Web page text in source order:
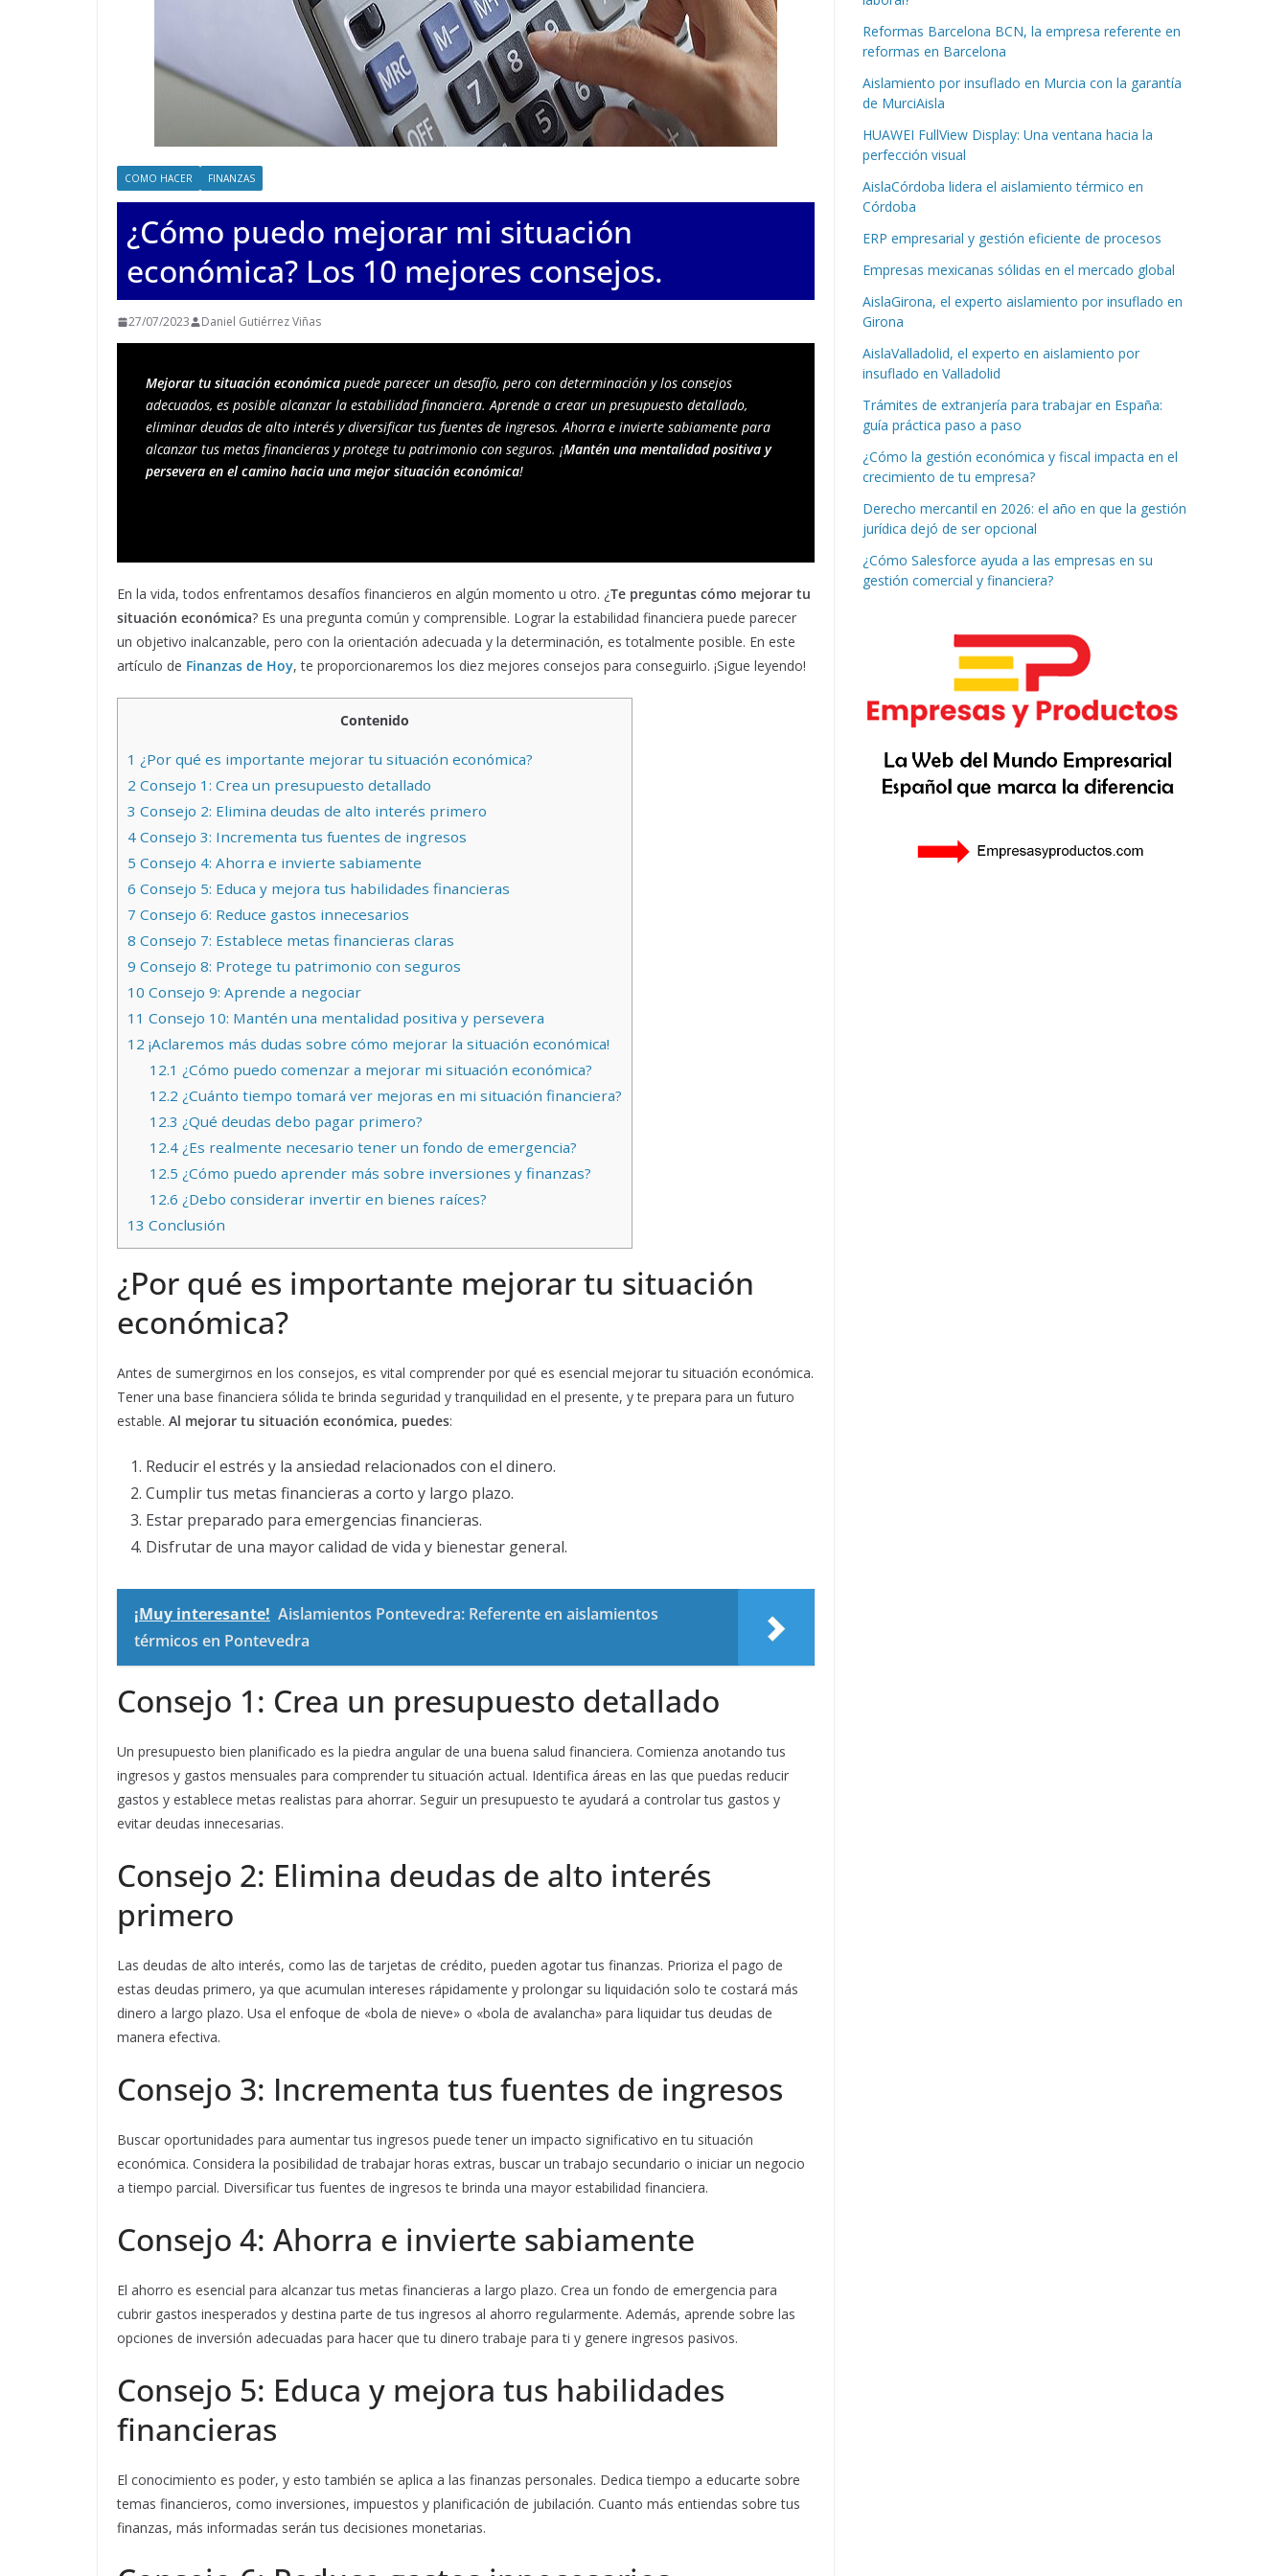
COMO HACER FINANZAS
¿Cómo puedo mejorar mi situación
económica? Los 10 mejores consejos.
27/07/2023 Daniel Gutiérrez Viñas
Mejorar tu situación económica puede parecer un desafío, pero con determinación y los consejos
adecuados, es posible alcanzar la estabilidad financiera. Aprende a crear un presupuesto detallado,
eliminar deudas de alto interés y diversificar tus fuentes de ingresos. Ahorra e invierte sabiamente para
alcanzar tus metas financieras y protege tu patrimonio con seguros. ¡Mantén una mentalidad positiva y
persevera en el camino hacia una mejor situación económica!
En la vida, todos enfrentamos desafíos financieros en algún momento u otro. ¿Te preguntas cómo mejorar tu
situación económica? Es una pregunta común y comprensible. Lograr la estabilidad financiera puede parecer
un objetivo inalcanzable, pero con la orientación adecuada y la determinación, es totalmente posible. En este
artículo de Finanzas de Hoy, te proporcionaremos los diez mejores consejos para conseguirlo. ¡Sigue leyendo!
Contenido
1 ¿Por qué es importante mejorar tu situación económica?
2 Consejo 1: Crea un presupuesto detallado
3 Consejo 2: Elimina deudas de alto interés primero
4 Consejo 3: Incrementa tus fuentes de ingresos
5 Consejo 4: Ahorra e invierte sabiamente
6 Consejo 5: Educa y mejora tus habilidades financieras
7 Consejo 6: Reduce gastos innecesarios
8 Consejo 7: Establece metas financieras claras
9 Consejo 8: Protege tu patrimonio con seguros
10 Consejo 9: Aprende a negociar
11 Consejo 10: Mantén una mentalidad positiva y persevera
12 ¡Aclaremos más dudas sobre cómo mejorar la situación económica!
12.1 ¿Cómo puedo comenzar a mejorar mi situación económica?
12.2 ¿Cuánto tiempo tomará ver mejoras en mi situación financiera?
12.3 ¿Qué deudas debo pagar primero?
12.4¿Es realmente necesario tener un fondo de emergencia?
12.5 ¿Cómo puedo aprender más sobre inversiones y finanzas?
12.6 ¿Debo considerar invertir en bienes raíces?
13 Conclusión
¿Por qué es importante mejorar tu situación
económica?
Antes de sumergirnos en los consejos, es vital comprender por qué es esencial mejorar tu situación económica.
Tener una base financiera sólida te brinda seguridad y tranquilidad en el presente, y te prepara para un futuro
estable. Al mejorar tu situación económica, puedes:
Reducir el estrés y la ansiedad relacionados con el dinero.
Cumplir tus metas financieras a corto y largo plazo.
Estar preparado para emergencias financieras.
Disfrutar de una mayor calidad de vida y bienestar general.
¡Muy interesante! Aislamientos Pontevedra: Referente en aislamientos
térmicos en Pontevedra
Consejo 1: Crea un presupuesto detallado
Un presupuesto bien planificado es la piedra angular de una buena salud financiera. Comienza anotando tus
ingresos y gastos mensuales para comprender tu situación actual. Identifica áreas en las que puedas reducir
gastos y establece metas realistas para ahorrar. Seguir un presupuesto te ayudará a controlar tus gastos y
evitar deudas innecesarias.
Consejo 2: Elimina deudas de alto interés
primero
Las deudas de alto interés, como las de tarjetas de crédito, pueden agotar tus finanzas. Prioriza el pago de
estas deudas primero, ya que acumulan intereses rápidamente y prolongar su liquidación solo te costará más
dinero a largo plazo. Usa el enfoque de «bola de nieve» o «bola de avalancha» para liquidar tus deudas de
manera efectiva.
Consejo 3: Incrementa tus fuentes de ingresos
Buscar oportunidades para aumentar tus ingresos puede tener un impacto significativo en tu situación
económica. Considera la posibilidad de trabajar horas extras, buscar un trabajo secundario o iniciar un negocio
a tiempo parcial. Diversificar tus fuentes de ingresos te brinda una mayor estabilidad financiera.
Consejo 4: Ahorra e invierte sabiamente
El ahorro es esencial para alcanzar tus metas financieras a largo plazo. Crea un fondo de emergencia para
cubrir gastos inesperados y destina parte de tus ingresos al ahorro regularmente. Además, aprende sobre las
opciones de inversión adecuadas para hacer que tu dinero trabaje para ti y genere ingresos pasivos.
Consejo 5: Educa y mejora tus habilidades
financieras
El conocimiento es poder, y esto también se aplica a las finanzas personales. Dedica tiempo a educarte sobre
temas financieros, como inversiones, impuestos y planificación de jubilación. Cuanto más entiendas sobre tus
finanzas, más informadas serán tus decisiones monetarias.
Reformas Barcelona BCN, la empresa referente en
reformas en Barcelona
Aislamiento por insuflado en Murcia con la garantía
de MurciAisla
HUAWEI FullView Display: Una ventana hacia la
perfección visual
AislaCórdoba lidera el aislamiento térmico en
Córdoba
ERP empresarial y gestión eficiente de procesos
Empresas mexicanas sólidas en el mercado global
AislaGirona, el experto aislamiento por insuflado en
Girona
AislaValladolid, el experto en aislamiento por
insuflado en Valladolid
Trámites de extranjería para trabajar en España:
guía práctica paso a paso
¿Cómo la gestión económica y fiscal impacta en el
crecimiento de tu empresa?
Derecho mercantil en 2026: el año en que la gestión
jurídica dejó de ser opcional
¿Cómo Salesforce ayuda a las empresas en su
gestión comercial y financiera?